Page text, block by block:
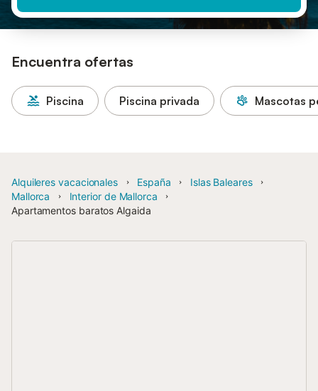
Encuentra ofertas
Piscina Piscina privada Mascotas
Alquileres vacacionales España
Islas Baleares
Mallorca
Interior de Mallorca
Apartamentos baratos Algaida